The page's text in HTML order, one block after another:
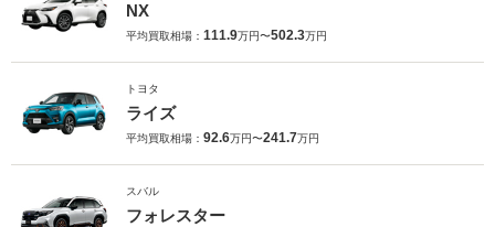
NX
平均買取相場： 111.9万円〜502.3万円
トヨタ
ライズ
平均買取相場： 92.6万円〜241.7万円
スバル
フォレスター